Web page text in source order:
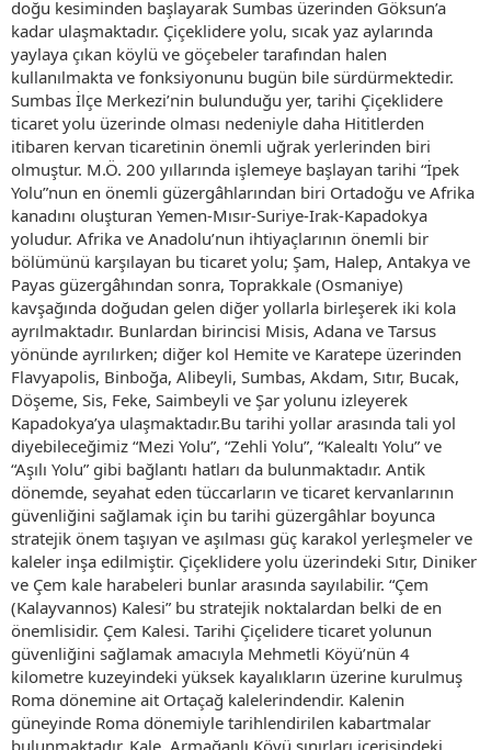
doğu kesiminden başlayarak Sumbas üzerinden Göksun’a
kadar ulaşmaktadır. Çiçeklidere yolu, sıcak yaz aylarında
yaylaya çıkan köylü ve göçebeler tarafından halen
kullanılmakta ve fonksiyonunu bugün bile sürdürmektedir.
Sumbas İlçe Merkezi’nin bulunduğu yer, tarihi Çiçeklidere
ticaret yolu üzerinde olması nedeniyle daha Hititlerden
itibaren kervan ticaretinin önemli uğrak yerlerinden biri
olmuştur. M.Ö. 200 yıllarında işlemeye başlayan tarihi “İpek
Yolu”nun en önemli güzergâhlarından biri Ortadoğu ve Afrika
kanadını oluşturan Yemen-Mısır-Suriye-Irak-Kapadokya
yoludur. Afrika ve Anadolu’nun ihtiyaçlarının önemli bir
bölümünü karşılayan bu ticaret yolu; Şam, Halep, Antakya ve
Payas güzergâhından sonra, Toprakkale (Osmaniye)
kavşağında doğudan gelen diğer yollarla birleşerek iki kola
ayrılmaktadır. Bunlardan birincisi Misis, Adana ve Tarsus
yönünde ayrılırken; diğer kol Hemite ve Karatepe üzerinden
Flavyapolis, Binboğa, Alibeyli, Sumbas, Akdam, Sıtır, Bucak,
Döşeme, Sis, Feke, Saimbeyli ve Şar yolunu izleyerek
Kapadokya’ya ulaşmaktadır.Bu tarihi yollar arasında tali yol
diyebileceğimiz “Mezi Yolu”, “Zehli Yolu”, “Kalealtı Yolu” ve
“Aşılı Yolu” gibi bağlantı hatları da bulunmaktadır. Antik
dönemde, seyahat eden tüccarların ve ticaret kervanlarının
güvenliğini sağlamak için bu tarihi güzergâhlar boyunca
stratejik önem taşıyan ve aşılması güç karakol yerleşmeler ve
kaleler inşa edilmiştir. Çiçeklidere yolu üzerindeki Sıtır, Diniker
ve Çem kale harabeleri bunlar arasında sayılabilir. “Çem
(Kalayvannos) Kalesi” bu stratejik noktalardan belki de en
önemlisidir. Çem Kalesi. Tarihi Çiçelidere ticaret yolunun
güvenliğini sağlamak amacıyla Mehmetli Köyü’nün 4
kilometre kuzeyindeki yüksek kayalıkların üzerine kurulmuş
Roma dönemine ait Ortaçağ kalelerindendir. Kalenin
güneyinde Roma dönemiyle tarihlendirilen kabartmalar
bulunmaktadır. Kale, Armağanlı Köyü sınırları içerisindeki